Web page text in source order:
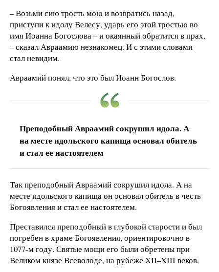
– Возьми сию трость мою и возвратись назад,
приступи к идолу Велесу, ударь его этой тростью во
имя Иоанна Богослова – и окаянный обратится в прах,
– сказал Авраамию незнакомец. И с этими словами
стал невидим.
Авраамий понял, что это был Иоанн Богослов.
Преподобный Авраамий сокрушил идола. А
на месте идольского капища основал обитель
и стал ее настоятелем
Так преподобный Авраамий сокрушил идола. А на
месте идольского капища он основал обитель в честь
Богоявления и стал ее настоятелем.
Преставился преподобный в глубокой старости и был
погребен в храме Богоявления, ориентировочно в
1077-м году. Святые мощи его были обретены при
Великом князе Всеволоде, на рубеже XII–XIII веков.